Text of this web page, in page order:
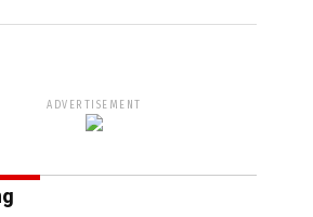
ADVERTISEMENT